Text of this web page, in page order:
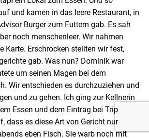
und kamen in das leere Restaurant, in
Burger zum Futtern gab. Es sah
noch menschenleer. Wir nahmen
Karte. Erschrocken stellten wir fest,
gab. Was nun? Dominik war
um seinen Magen bei dem
Wir entschieden es durchzuziehen und
und zu gehen. Ich ging zur Kellnerin
Essen und dem Eintrag bei Trip
dass es diese Art von Gericht nur
eben Fisch. Sie warb noch mit